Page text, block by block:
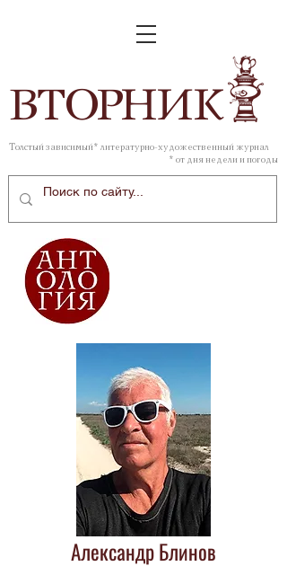
ВТОРНИК
Толстый зависимый* литературно-художественный журнал
* от дня недели и погоды
Александр Блинов